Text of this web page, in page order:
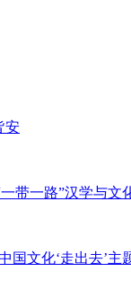
安
带一路”汉学与文
文化‘走出去’主